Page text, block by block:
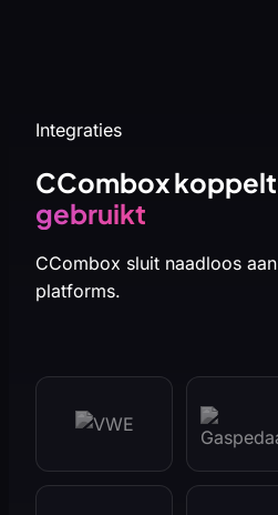
Integraties
CCombox
gebruikt
CCombox sluit naadloos
platforms.